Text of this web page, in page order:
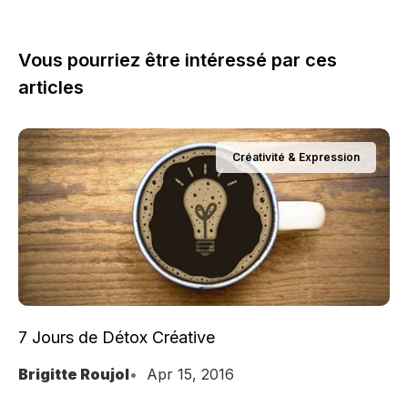
Vous pourriez être intéressé par ces
articles
Créativité & Expression
7 Jours de Détox Créative
Brigitte Roujol
Apr 15, 2016